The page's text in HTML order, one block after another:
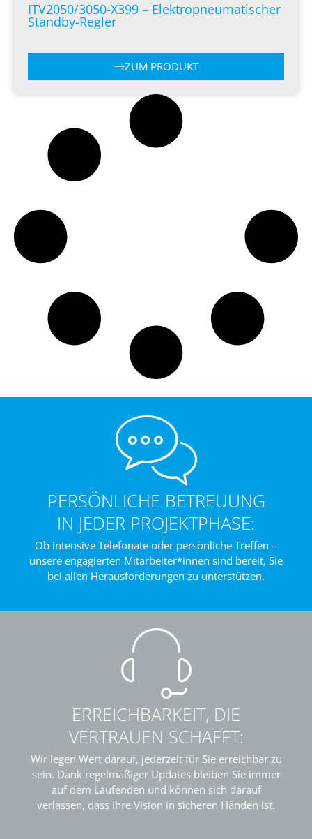
ITV2050/3050-X399 – Elektropneumatischer
Standby-Regler
ZUM PRODUKT
PERSÖNLICHE BETREUUNG
IN JEDER PROJEKTPHASE:
Ob intensive Telefonate oder persönliche Treffen –
unsere engagierten Mitarbeiter*innen sind bereit, Sie
bei allen Herausforderungen zu unterstützen.
ERREICHBARKEIT, DIE
VERTRAUEN SCHAFFT:
Wir legen Wert darauf, jederzeit für Sie erreichbar zu
sein. Dank regelmäßiger Updates bleiben Sie immer
auf dem Laufenden und können sich darauf
verlassen, dass Ihre Vision in sicheren Händen ist.